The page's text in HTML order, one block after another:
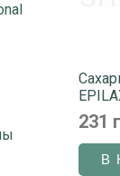
231